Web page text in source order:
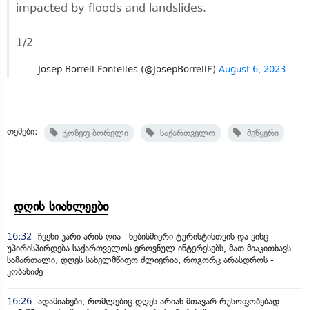
impacted by floods and landslides.
1/2
— Josep Borrell Fontelles (@JosepBorrellF) August 6, 2023
თემები: ჯოზეფ ბორელი საქართველო მეწყერი
დღის სიახლეები
16:32
ჩვენი კარი არის ღია ნებისმიერი ტურისტისთვის და ვინც
უპირისპირდება საქართველოს ეროვნულ ინტერესებს, მათ მიაკითხავს
სამართალი, დღეს სახელმწიფო ძლიერია, როგორც არასდროს -
კობახიძე
16:26 ადამიანები, რომლებიც დღეს არიან მთავარ რუსოფობებად